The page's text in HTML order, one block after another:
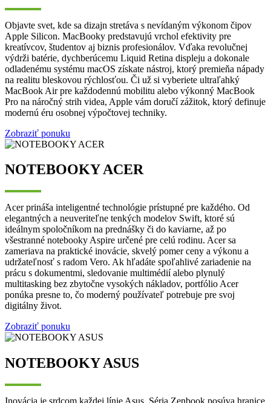
Objavte svet, kde sa dizajn stretáva s nevídaným výkonom čipov
Apple Silicon. MacBooky predstavujú vrchol efektivity pre
kreatívcov, študentov aj biznis profesionálov. Vďaka revolučnej
výdrži batérie, dychberúcemu Liquid Retina displeju a dokonale
odladenému systému macOS získate nástroj, ktorý premieňa nápady
na realitu bleskovou rýchlosťou. Či už si vyberiete ultraľahký
MacBook Air pre každodennú mobilitu alebo výkonný MacBook
Pro na náročný strih videa, Apple vám doručí zážitok, ktorý definuje
modernú éru osobnej výpočtovej techniky.
Zobraziť ponuku
NOTEBOOKY ACER
Acer prináša inteligentné technológie prístupné pre každého. Od
elegantných a neuveriteľne tenkých modelov Swift, ktoré sú
ideálnym spoločníkom na prednášky či do kaviarne, až po
všestranné notebooky Aspire určené pre celú rodinu. Acer sa
zameriava na praktické inovácie, skvelý pomer ceny a výkonu a
udržateľnosť s radom Vero. Ak hľadáte spoľahlivé zariadenie na
prácu s dokumentmi, sledovanie multimédií alebo plynulý
multitasking bez zbytočne vysokých nákladov, portfólio Acer
ponúka presne to, čo moderný používateľ potrebuje pre svoj
digitálny život.
Zobraziť ponuku
NOTEBOOKY ASUS